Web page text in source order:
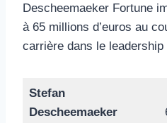
Descheemaeker Fortune
à 65 millions d’euros au
carrière dans le
Stefan
Descheemaeker